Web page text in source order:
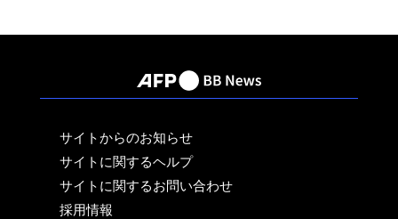
サイトからのお知らせ
サイトに関するヘルプ
サイトに関するお問い合わせ
採用情報